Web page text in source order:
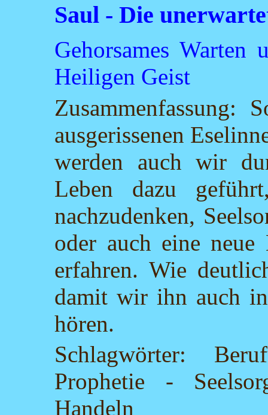
Saul - Die
Gehorsames
Heiligen Geist
ausgerissenen
werden auch wir
Leben dazu
nachzudenken,
oder auch eine
erfahren. Wie
damit wir ihn auch
hören.
Schlagwörter:
Prophetie -
Handeln